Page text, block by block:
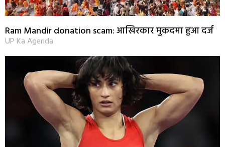
Ram Mandir donation scam: आखिरकार मुकदमा हुआ दर्ज
UP Ka Agenda